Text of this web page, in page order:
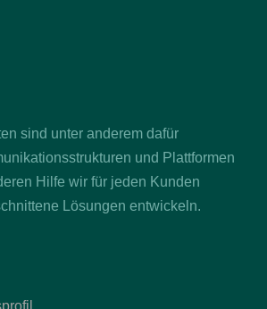
sind unter anderem dafür
und Plattformen
Hilfe wir für jeden Kunden
Lösungen entwickeln.